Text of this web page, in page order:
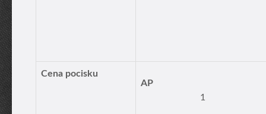
Cena pocisku
AP
1